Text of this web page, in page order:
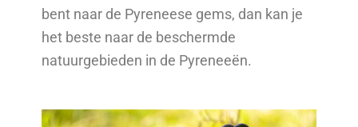
bent naar de Pyreneese gems, dan kan je
het beste naar de beschermde
natuurgebieden in de Pyreneeën.